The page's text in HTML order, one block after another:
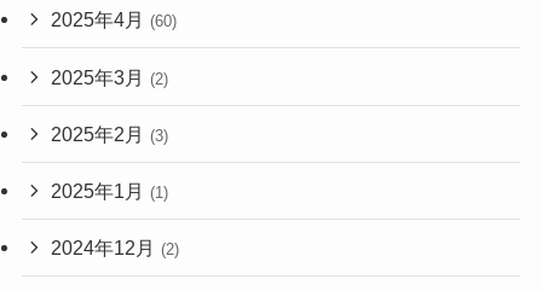
2025年4月 (60)
2025年3月 (2)
2025年2月 (3)
2025年1月 (1)
2024年12月 (2)